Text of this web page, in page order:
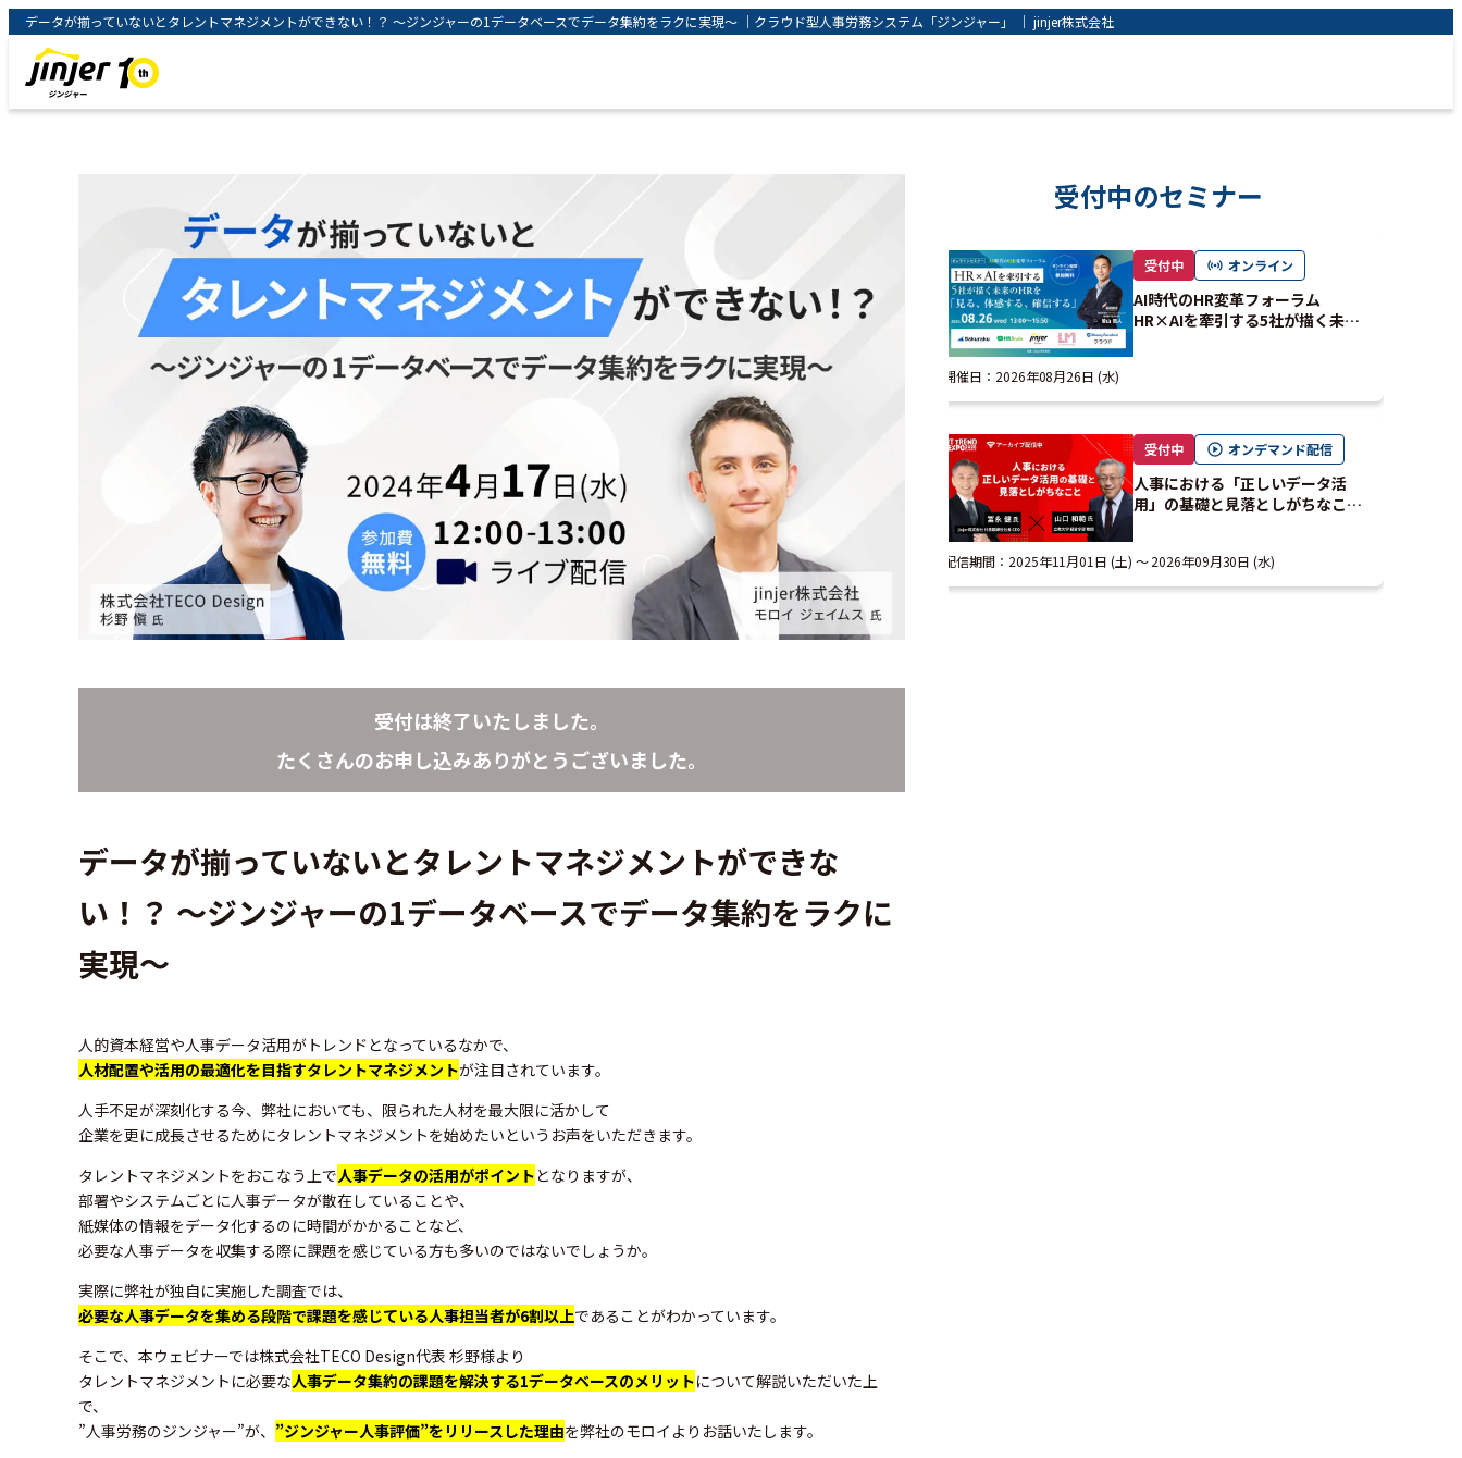
データが揃っていないとタレントマネジメントができない！？ ～ジンジャーの1データベースでデータ集約をラクに実現～ ｜クラウド型人事労務システム「ジンジャー」 ｜ jinjer株式会社
受付は終了いたしました。
たくさんのお申し込みありがとうございました。
データが揃っていないとタレントマネジメントができな
い！？ ～ジンジャーの1データベースでデータ集約をラクに
実現～
人的資本経営や人事データ活用がトレンドとなっているなかで、
人材配置や活用の最適化を目指すタレントマネジメントが注目されています。
人手不足が深刻化する今、弊社においても、限られた人材を最大限に活かして
企業を更に成長させるためにタレントマネジメントを始めたいというお声をいただきます。
タレントマネジメントをおこなう上で人事データの活用がポイントとなりますが、
部署やシステムごとに人事データが散在していることや、
紙媒体の情報をデータ化するのに時間がかかることなど、
必要な人事データを収集する際に課題を感じている方も多いのではないでしょうか。
実際に弊社が独自に実施した調査では、
必要な人事データを集める段階で課題を感じている人事担当者が6割以上であることがわかっています。
そこで、本ウェビナーでは株式会社TECO Design代表 杉野様より
タレントマネジメントに必要な人事データ集約の課題を解決する1データベースのメリットについて解説いただいた上
で、
”人事労務のジンジャー”が、 ”ジンジャー人事評価”をリリースした理由を弊社のモロイよりお話いたします。
受付中のセミナー
受付中 オンライン
AI時代のHR変革フォーラム
HR×AIを牽引する5社が描く未来
開催日： 2026年08月26日 (水)
受付中 オンデマンド配信
人事における「正しいデータ活
用」の基礎と見落としがちなこと
配信期間： 2025年11月01日 (土) 2026年09月30日 (水)